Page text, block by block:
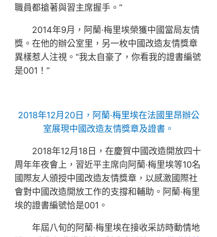
職員都搶著與習主席握手。”
2014年9月，阿蘭·梅里埃榮獲中國當局友情
獎。在他的辦公室里，另一枚中國改造友情獎章
異樣惹人注視。“我太自豪了，你看我的證書編號
是001！”
2018年12月20日，阿蘭·梅里埃在法國里昂辦公
室展現中國改造友情獎章及證書。
2018年12月18日，在慶賀中國改造開放四十
周年年夜會上，習近平主席向阿蘭·梅里埃等10名
國際友人頒授中國改造友情獎章，以感激國際社
會對中國改造開放工作的支撐和輔助。阿蘭·梅里
埃的證書編號恰是001。
年屆八旬的阿蘭·梅里埃在接收采訪時動情地